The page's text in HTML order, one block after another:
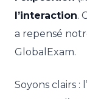
l’interaction.
a repensé
GlobalExam.
Soyons clairs